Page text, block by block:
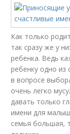
Как только
так сразу же у
ребенка. Ведь
ребенку одно из
в вопросе
очень легко
давать только
имени для
семья большая,